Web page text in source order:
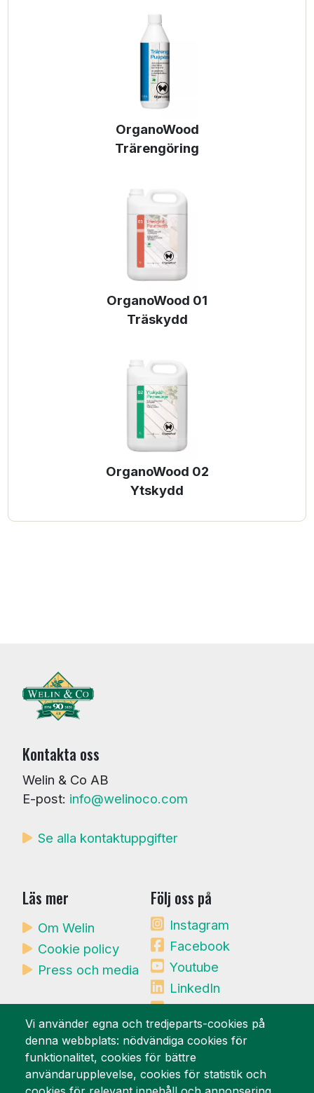
OrganoWood
Trärengöring
OrganoWood 01
Träskydd
OrganoWood 02
Ytskydd
Kontakta oss
Welin & Co AB
E-post: info@welinoco.com
Se alla kontaktuppgifter
Läs mer
Om Welin
Cookie policy
Press och media
Följ oss på
Instagram
Facebook
Youtube
LinkedIn
Mynewsdesk
Vi är stolta över
Vi använder egna och tredjeparts-cookies på
denna webbplats: nödvändiga cookies för
funktionalitet, cookies för bättre
användarupplevelse, cookies för statistik och